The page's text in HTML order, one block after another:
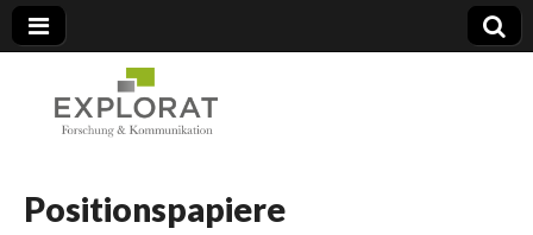
Forschung & Kommunikation
Positionspapiere